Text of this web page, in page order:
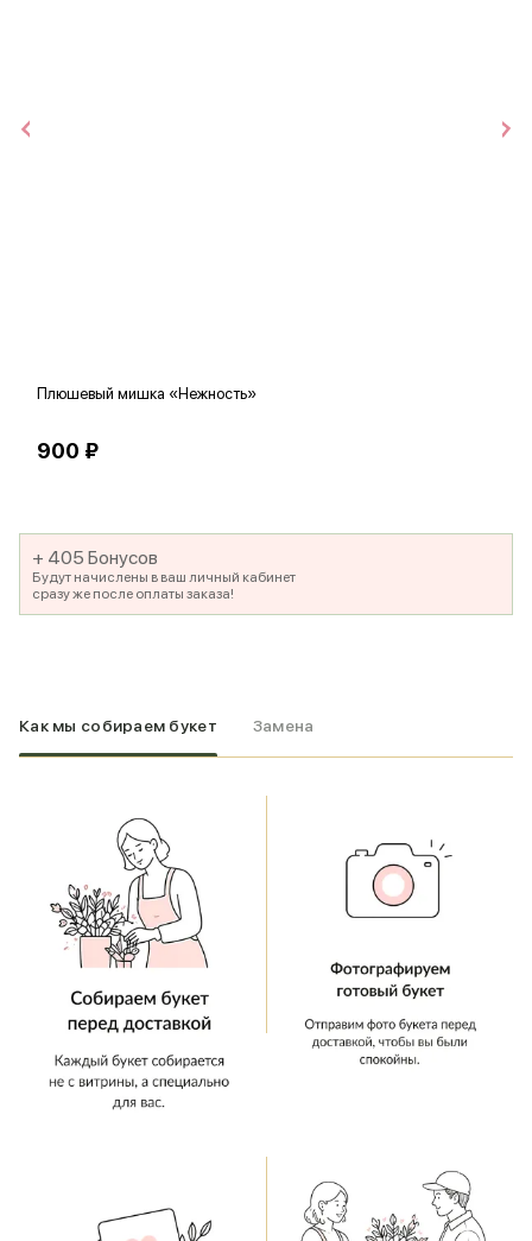
Плюшевый мишка «Нежность»
900 ₽
+ 405 Бонусов
Будут начислены в ваш личный кабинет
сразу же после оплаты заказа!
Как мы собираем букет Замена